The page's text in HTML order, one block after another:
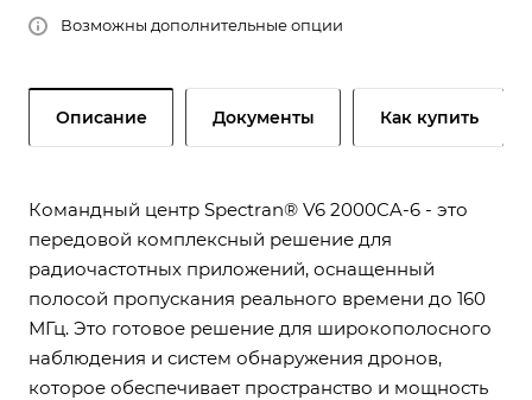
Возможны дополнительные опции
Описание Документы Как купить
Командный центр Spectran® V6 2000CA-6 - это
передовой комплексный решение для
радиочастотных приложений, оснащенный
полосой пропускания реального времени до 160
МГц. Это готовое решение для широкополосного
наблюдения и систем обнаружения дронов,
которое обеспечивает пространство и мощность